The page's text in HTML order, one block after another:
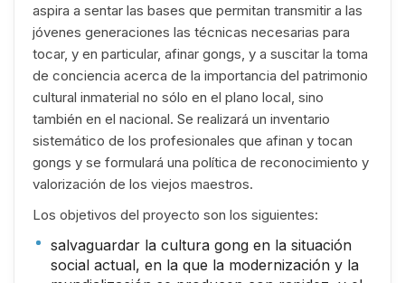
aspira a sentar las bases que permitan transmitir a las
jóvenes generaciones las técnicas necesarias para
tocar, y en particular, afinar gongs, y a suscitar la toma
de conciencia acerca de la importancia del patrimonio
cultural inmaterial no sólo en el plano local, sino
también en el nacional. Se realizará un inventario
sistemático de los profesionales que afinan y tocan
gongs y se formulará una política de reconocimiento y
valorización de los viejos maestros.
Los objetivos del proyecto son los siguientes:
salvaguardar la cultura gong en la situación
social actual, en la que la modernización y la